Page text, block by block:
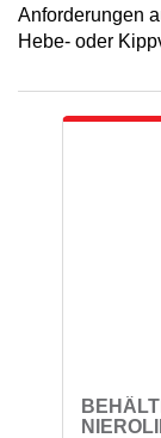
Anforderungen
Hebe- oder